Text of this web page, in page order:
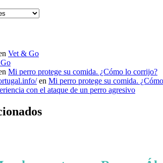
Vet & Go
Mi perro protege su comida. ¿Cómo lo corrijo?
en Mi perro protege su comida.
con el ataque de un perro agresivo